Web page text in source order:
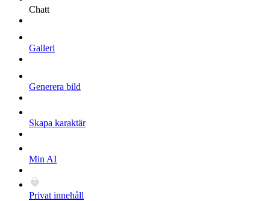
Chatt
Galleri
Generera bild
Skapa karaktär
Min AI
Privat innehåll